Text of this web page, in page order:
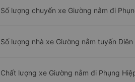
Số lượng chuyến xe Giường nằm đi
Số lượng nhà xe Giường nằm tuyến
Chất lượng xe Giường nằm đi Phụng